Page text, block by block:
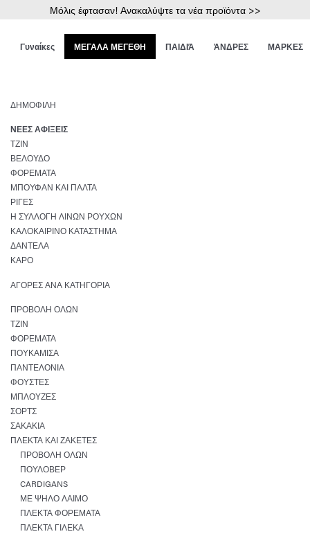
Μόλις έφτασαν! Ανακαλύψτε τα νέα προϊόντα >>
Γυναίκες ΜΕΓΑΛΑ ΜΕΓΕΘΗ ΠΑΙΔΙΆ ΆΝΔΡΕΣ ΜΑΡΚΕΣ
ΔΗΜΟΦΙΛΉ
ΝΈΕΣ ΑΦΊΞΕΙΣ
ΤΖΙΝ
ΒΕΛΟΎΔΟ
ΦΟΡΈΜΑΤΑ
ΜΠΟΥΦΆΝ ΚΑΙ ΠΑΛΤΆ
ΡΊΓΕΣ
Η ΣΥΛΛΟΓΉ ΛΙΝΏΝ ΡΟΎΧΩΝ
ΚΑΛΟΚΑΙΡΙΝΌ ΚΑΤΆΣΤΗΜΑ
ΔΑΝΤΈΛΑ
ΚΑΡΌ
ΑΓΟΡΈΣ ΑΝΆ ΚΑΤΗΓΟΡΊΑ
ΠΡΟΒΟΛΉ ΌΛΩΝ
ΤΖΙΝ
ΦΟΡΈΜΑΤΑ
ΠΟΥΚΆΜΙΣΑ
ΠΑΝΤΕΛΌΝΙΑ
ΦΟΎΣΤΕΣ
ΜΠΛΟΎΖΕΣ
ΣΟΡΤΣ
ΣΑΚΆΚΙΑ
ΠΛΕΚΤΆ ΚΑΙ ΖΑΚΈΤΕΣ
ΠΡΟΒΟΛΉ ΌΛΩΝ
ΠΟΥΛΌΒΕΡ
CARDIGANS
ΜΕ ΨΗΛΌ ΛΑΙΜΌ
ΠΛΕΚΤΆ ΦΟΡΈΜΑΤΑ
ΠΛΕΚΤΆ ΓΙΛΈΚΑ